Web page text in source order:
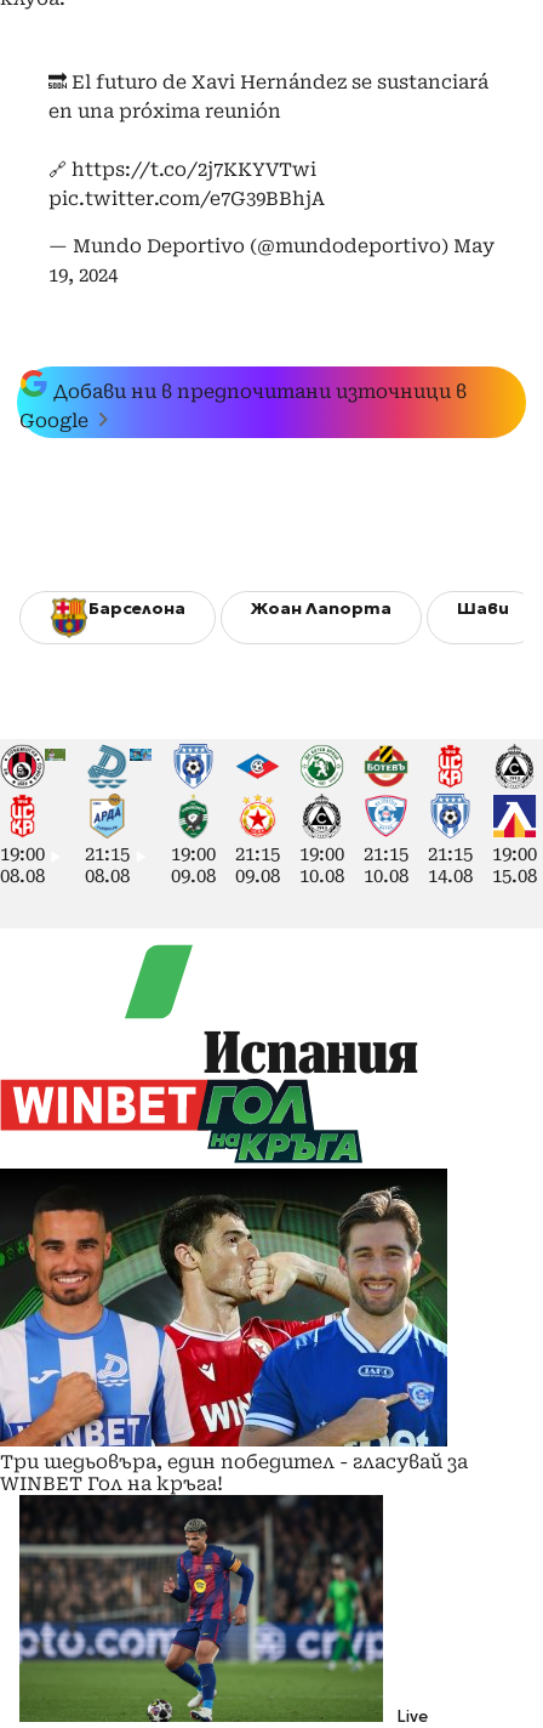
🔜 El futuro de Xavi Hernández se sustanciará
en una próxima reunión
🔗 https://t.co/2j7KKYVTwi
pic.twitter.com/e7G39BBhjA
— Mundo Deportivo (@mundodeportivo) May
19, 2024
Добави ни в предпочитани източници в
Google
Барселона Жоан Лапорта Шави
19:00
08.08
21:15
08.08
19:00
09.08
21:15
09.08
19:00
10.08
21:15
10.08
21:15
14.08
19:00
15.08
Испания
Три шедьовъра, един победител - гласувай за
WINBET Гол на кръга!
Live